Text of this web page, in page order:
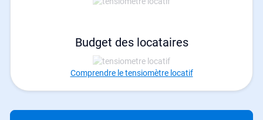
Budget des locataires
Comprendre le tensiomètre locatif